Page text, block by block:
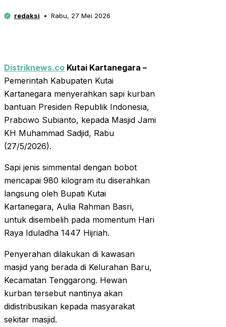
redaksi Rabu, 27 Mei 2026
Distriknews.co Kutai Kartanegara –
Pemerintah Kabupaten Kutai
Kartanegara menyerahkan sapi kurban
bantuan Presiden Republik Indonesia,
Prabowo Subianto, kepada Masjid Jami
KH Muhammad Sadjid, Rabu
(27/5/2026).
Sapi jenis simmental dengan bobot
mencapai 980 kilogram itu diserahkan
langsung oleh Bupati Kutai
Kartanegara, Aulia Rahman Basri,
untuk disembelih pada momentum Hari
Raya Iduladha 1447 Hijriah.
Penyerahan dilakukan di kawasan
masjid yang berada di Kelurahan Baru,
Kecamatan Tenggarong. Hewan
kurban tersebut nantinya akan
didistribusikan kepada masyarakat
sekitar masjid.